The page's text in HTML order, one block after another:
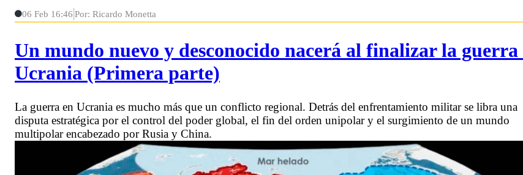
06 Feb 16:46 Por: Ricardo Monetta
Un mundo nuevo y desconocido nacerá al finalizar la guerra
Ucrania (Primera parte)
La guerra en Ucrania es mucho más que un conflicto regional. Detrás del enfrentamiento militar se libra una
disputa estratégica por el control del poder global, el fin del orden unipolar y el surgimiento de un mundo
multipolar encabezado por Rusia y China.